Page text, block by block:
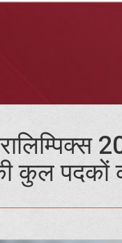
कुल पदकों